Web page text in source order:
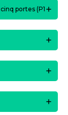
portes (P1